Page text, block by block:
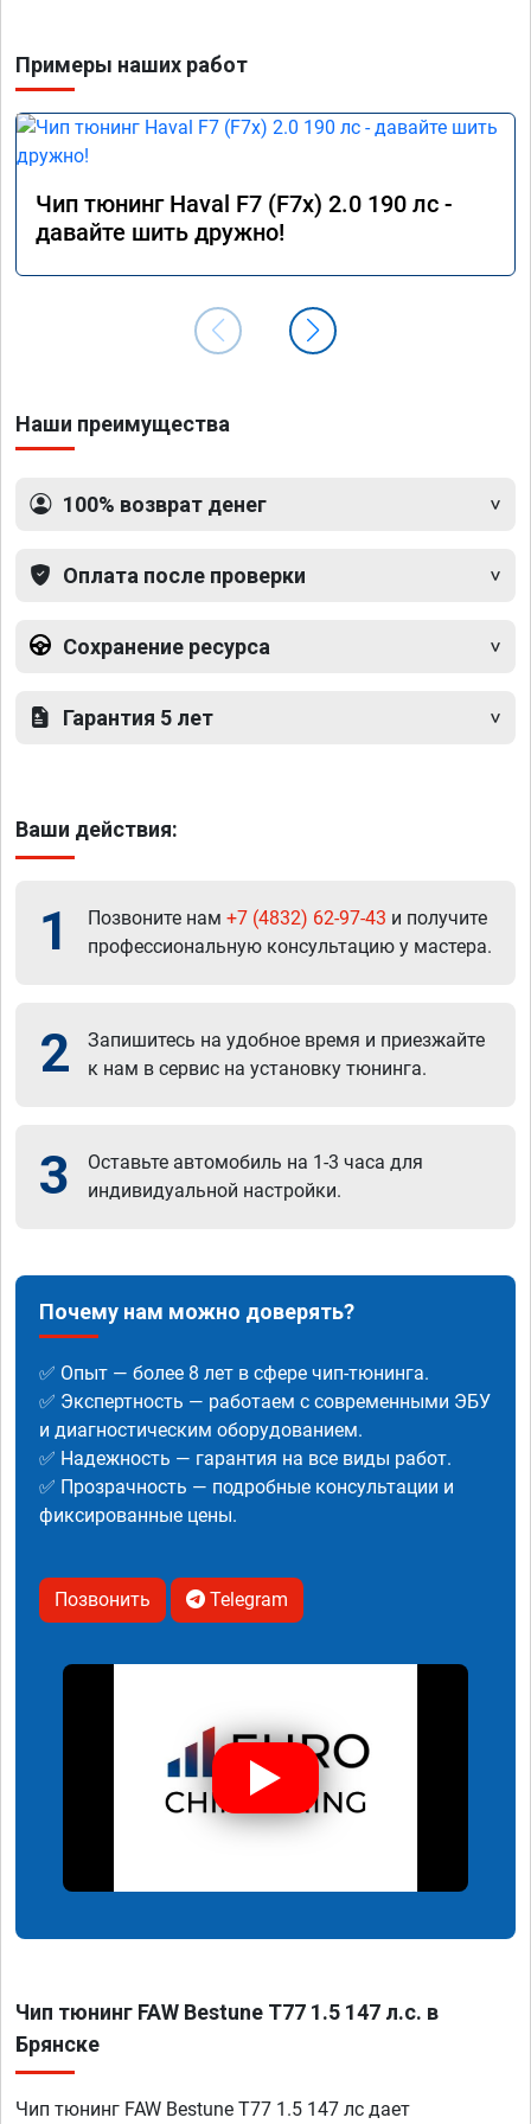
Примеры наших работ
Чип тюнинг Haval F7 (F7x) 2.0 190 лс -
давайте шить дружно!
Наши преимущества
100% возврат денег
Оплата после проверки
Сохранение ресурса
Гарантия 5 лет
Ваши действия:
1 Позвоните нам +7 (4832) 62-97-43 и получите
профессиональную консультацию у мастера.
2
Запишитесь на удобное время и приезжайте
к нам в сервис на установку тюнинга.
3
Оставьте автомобиль на 1-3 часа для
индивидуальной настройки.
Почему нам можно доверять?
✅ Опыт — более 8 лет в сфере чип-тюнинга.
✅ Экспертность — работаем с современными ЭБУ
и диагностическим оборудованием.
✅ Надежность — гарантия на все виды работ.
✅ Прозрачность — подробные консультации и
фиксированные цены.
Позвонить Telegram
Чип тюнинг FAW Bestune T77 1.5 147 л.с. в
Брянске
Чип тюнинг FAW Bestune T77 1.5 147 лс дает